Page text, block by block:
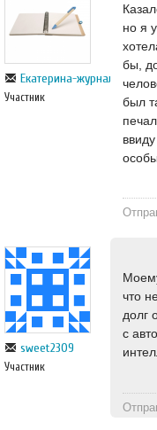
Екатерина-журналист
Участник
но я
бы,
был
sweet2309
Участник
что
долг
с